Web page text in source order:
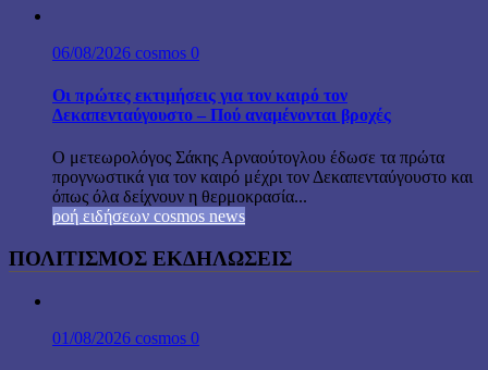
06/08/2026 cosmos 0
Οι πρώτες εκτιμήσεις για τον καιρό τον
Δεκαπενταύγουστο – Πού αναμένονται βροχές
Ο μετεωρολόγος Σάκης Αρναούτογλου έδωσε τα πρώτα
προγνωστικά για τον καιρό μέχρι τον Δεκαπενταύγουστο και
όπως όλα δείχνουν η θερμοκρασία...
ροή ειδήσεων cosmos news
ΠΟΛΙΤΙΣΜΟΣ ΕΚΔΗΛΩΣΕΙΣ
01/08/2026 cosmos 0